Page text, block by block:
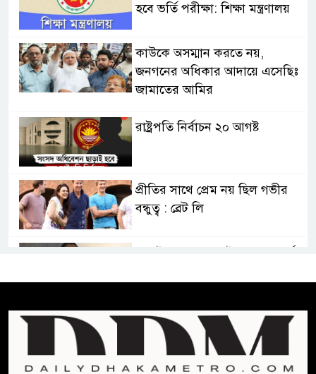
হবে ভর্তি পরীক্ষা: শিক্ষা মন্ত্রণালয়
কাউকে অসম্মান করতে নয়,
জনগনের অধিকার আদায়ে এসেছিঃ
জামাতের আমির
রাষ্ট্রপতি নির্বাচন ২০ আগষ্ট
প্রীতির সাথে প্রেম নয় ছিল গভীর
বন্ধুত্ব : ব্রেট লি
জুলাই সনদ ও জুলাই যোদ্ধা সংবর্ধনা
আমরা যদি বলি জুলাই কার, তাহলে
তো জুলাই কারওই থাকবে না:
স্বরাষ্ট্রমন্ত্রী